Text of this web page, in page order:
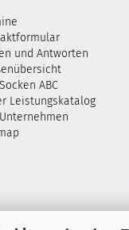
und Antworten
ABC
Leistungskatalog